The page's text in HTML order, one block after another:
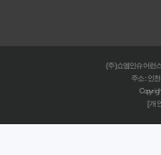
(주)쇼엠인슈어런스
주소 : 인
[개